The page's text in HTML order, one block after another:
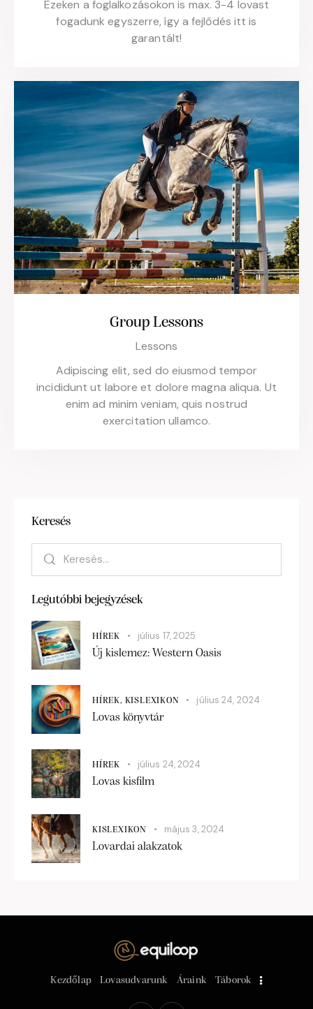
Ezeken a foglalkozásokon is max. 3-4 lovast
fogadunk egyszerre, így a fejlődés itt is
garantált!
Group Lessons
Lessons
Adipiscing elit, sed do eiusmod tempor
incididunt ut labore et dolore magna aliqua. Ut
enim ad minim veniam, quis nostrud
exercitation ullamco.
Keresés
Legutóbbi bejegyzések
HÍREK
július 17, 2025
Új kislemez: Western Oasis
HÍREK, KISLEXIKON
július 24, 2024
Lovas könyvtár
HÍREK
július 24, 2024
Lovas kisfilm
KISLEXIKON
május 3, 2024
Lovardai alakzatok
Kezdőlap Lovasudvarunk Áraink Táborok